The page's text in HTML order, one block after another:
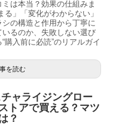
は本当？効果の仕組みま
」「変化がわからない」
の構造と作用から丁寧に
るのか、失敗しない選び
購入前に必読”のリアルガイ
を読む
ャライジングロー
トアで買える？マツ
？